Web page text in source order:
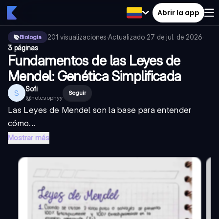
Abrir la app
Biologia 201 visualizaciones·Actualizado 27 de jul. de 2026·
3 páginas
Fundamentos de las Leyes de
Mendel: Genética Simplificada
S Sofi
@notesophyy
Seguir
Las Leyes de Mendel son la base para entender
cómo...
Mostrar más